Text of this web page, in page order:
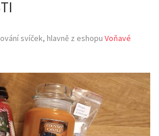
svíček, hlavně z eshopu Voňavé